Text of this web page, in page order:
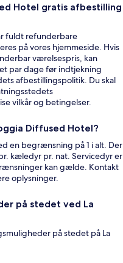
Hotel gratis afbestilling
fuldt refunderbare
på vores hjemmeside. Hvis
værelsespris, kan
par dage før indtjekning
afbestillingspolitik. Du skal
vilkår og betingelser.
Diffused Hotel?
en begrænsning på 1 i alt. Der
kæledyr pr. nat. Servicedyr er
kan gælde. Kontakt
oplysninger.
på stedet ved La
på stedet på La